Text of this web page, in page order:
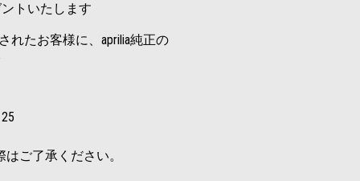
トいたします
れたお客様に、aprilia純正の
ご了承ください。